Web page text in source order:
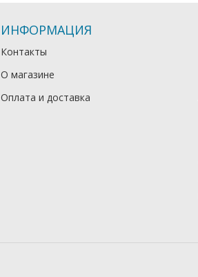
ИНФОРМАЦИЯ
Контакты
О магазине
Оплата и доставка